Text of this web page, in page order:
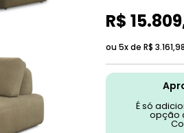
R$ 15.809
ou 5x de R$ 3.161,98
É só
opção